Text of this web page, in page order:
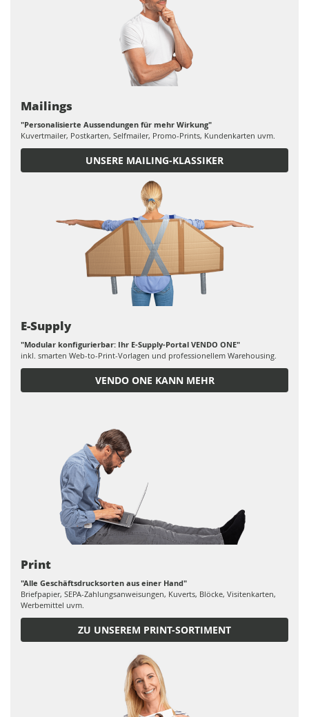
Mailings
"Personalisierte Aussendungen für mehr Wirkung"
Kuvertmailer, Postkarten, Selfmailer, Promo-Prints, Kundenkarten uvm.
UNSERE MAILING-KLASSIKER
E-Supply
"Modular konfigurierbar: Ihr E-Supply-Portal VENDO ONE"
inkl. smarten Web-to-Print-Vorlagen und professionellem Warehousing.
VENDO ONE KANN MEHR
Print
"Alle Geschäftsdrucksorten aus einer Hand"
Briefpapier, SEPA-Zahlungsanweisungen, Kuverts, Blöcke, Visitenkarten,
Werbemittel uvm.
ZU UNSEREM PRINT-SORTIMENT